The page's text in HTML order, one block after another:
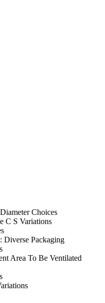
Choices
C S Variations
Diverse Packaging
Area To Be Ventilated